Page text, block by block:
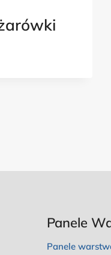
Panele
Panele